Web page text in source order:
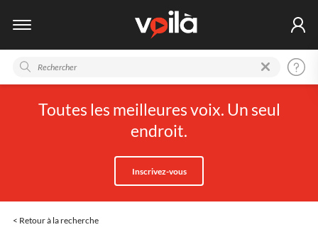
Toutes les meilleures voix. Un seul
endroit.
Inscrivez-vous
< Retour à la recherche